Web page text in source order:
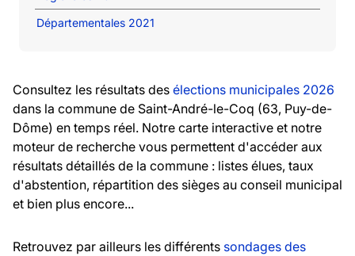
Départementales 2021
Consultez les résultats des élections municipales 2026
dans la commune de Saint-André-le-Coq (63, Puy-de-
Dôme) en temps réel. Notre carte interactive et notre
moteur de recherche vous permettent d'accéder aux
résultats détaillés de la commune : listes élues, taux
d'abstention, répartition des sièges au conseil municipal
et bien plus encore...
Retrouvez par ailleurs les différents sondages des